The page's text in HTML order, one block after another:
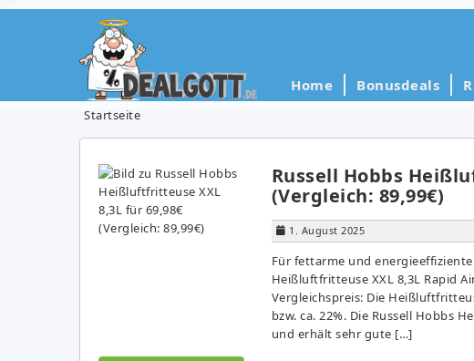
Home Bonusdeals
Startseite
Russell Hobbs
(Vergleich: 89,99€)
1. August 2025
Für fettarme und
Heißluftfritteuse XXL 8,3L Rapid
Vergleichspreis: Die
bzw. ca. 22%. Die Russell Hobbs
und erhält sehr gute […]